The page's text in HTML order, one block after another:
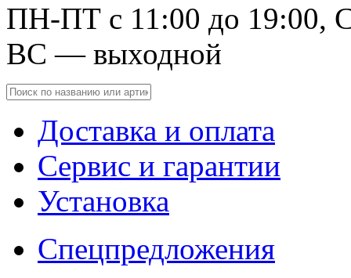
ПН-ПТ с 11:00 до 19:00,
ВС — выходной
Доставка и оплата
Сервис и гарантии
Установка
Спецпредложения